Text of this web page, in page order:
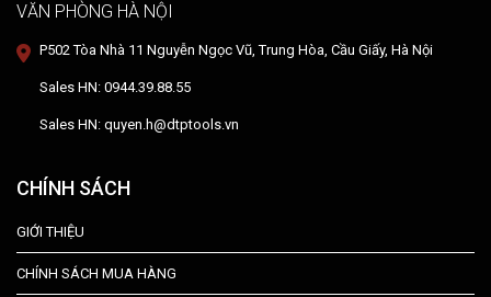
VĂN PHÒNG HÀ NỘI
P502 Tòa Nhà 11 Nguyễn Ngọc Vũ, Trung Hòa, Cầu Giấy, Hà Nội
Sales HN: 0944.39.88.55
Sales HN: quyen.h@dtptools.vn
CHÍNH SÁCH
GIỚI THIỆU
CHÍNH SÁCH MUA HÀNG